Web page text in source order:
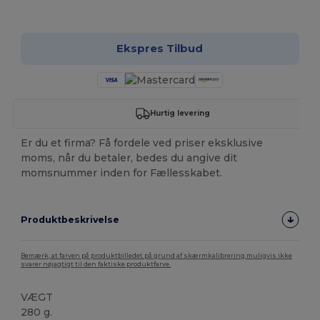
Ekspres Tilbud
Hurtig levering
Er du et firma? Få fordele ved priser eksklusive
moms, når du betaler, bedes du angive dit
momsnummer inden for Fællesskabet.
Produktbeskrivelse
Bemærk, at farven på produktbilledet på grund af skærmkalibrering muligvis ikke
svarer nøjagtigt til den faktiske produktfarve.
VÆGT
280 g.